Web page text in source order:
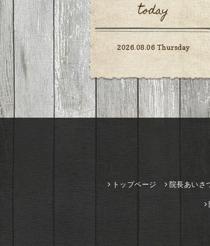
today
2026.08.06 Thursday
トップページ 院長あいさ